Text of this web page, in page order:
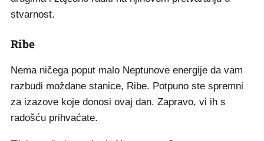
stvarnost.
Ribe
Nema ničega poput malo Neptunove energije da vam
razbudi moždane stanice, Ribe. Potpuno ste spremni
za izazove koje donosi ovaj dan. Zapravo, vi ih s
radošću prihvaćate.